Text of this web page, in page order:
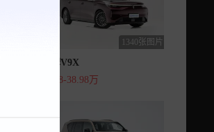
1340张图片
魏牌V9X
33.18-38.98万